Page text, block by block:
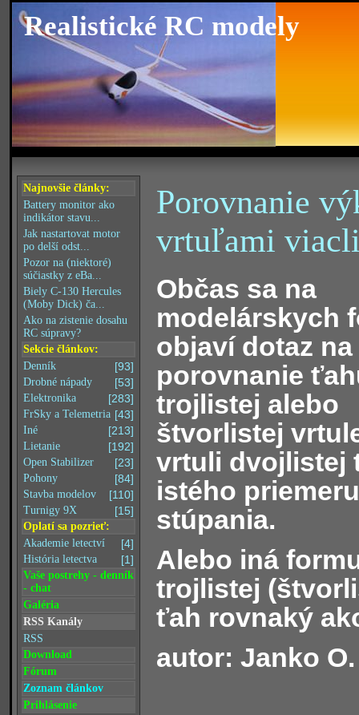
Realistické RC modely
Najnovšie články:
Battery monitor ako
indikátor stavu...
Jak nastartovat motor
po delší odst...
Pozor na (niektoré)
súčiastky z eBa...
Biely C-130 Hercules
(Moby Dick) ča...
Ako na zistenie dosahu
RC súpravy?
Sekcie článkov:
[93]
Denník
[53]
Drobné nápady
[283]
Elektronika
[43]
FrSky a Telemetria
[213]
Iné
[192]
Lietanie
[23]
Open Stabilizer
[84]
Pohony
[110]
Stavba modelov
[15]
Turnigy 9X
Oplatí sa pozrieť:
[4]
Akademie letectví
[1]
História letectva
Vaše postrehy - denník
- chat
Galéria
RSS Kanály
RSS
Download
Fórum
Zoznam článkov
Prihlásenie
Porovnanie
vrtuľami
Občas sa na
modelárskych
objaví dotaz na
porovnanie
trojlistej alebo
štvorlistej
vrtuli dvojlistej
istého
stúpania.
Alebo iná
trojlistej
ťah rovnaký
autor: Janko O.